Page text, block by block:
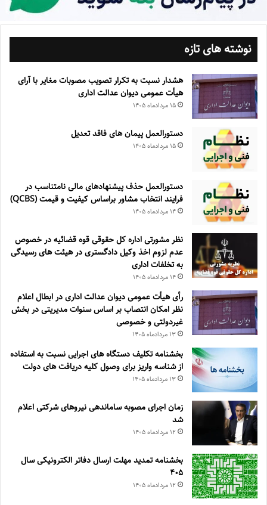
نوشته های تازه
هشدار نسبت به تکرار تصویب مصوبات مغایر با آرای
هیأت عمومی دیوان عدالت اداری
۱۵ مرداد‌ماه ۱۴۰۵
دستورالعمل پیمان های فاقد تعدیل
۱۵ مرداد‌ماه ۱۴۰۵
دستورالعمل حذف پيشنهادهای مالی نامتناسب در
فرايند انتخاب مشاور براساس كيفيت و قيمت (QCBS)
۱۴ مرداد‌ماه ۱۴۰۵
نظر مشورتی اداره کل حقوقی قوه قضائیه در خصوص
عدم لزوم اخذ وکیل دادگستری در هیئت های رسیدگی
به تخلفات اداری
۱۴ مرداد‌ماه ۱۴۰۵
رأی هیأت عمومی دیوان عدالت اداری در ابطال اعلام
نظر امکان انتصاب بر اساس سنوات مدیریتی در بخش
غیردولتی و خصوصی
۱۳ مرداد‌ماه ۱۴۰۵
بخشنامه تکلیف دستگاه های اجرایی نسبت به استفاده
از شناسه واریز برای وصول کلیه دریافت های دولت
۱۳ مرداد‌ماه ۱۴۰۵
زمان اجرای مصوبه ساماندهی نیروهای شرکتی اعلام
شد
۱۲ مرداد‌ماه ۱۴۰۵
بخشنامه تمدید مهلت ارسال دفاتر الکترونیکی سال
۴۰۵
۱۲ مرداد‌ماه ۱۴۰۵